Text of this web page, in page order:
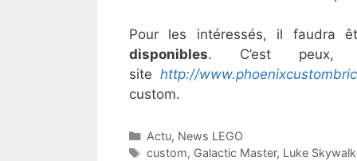
Pour les intéressés, il faudra
disponibles. C’est
sitehttp://
custom.
Catégories
Actu, News LEGO
Étiquettes
custom, Galactic Master, Luke